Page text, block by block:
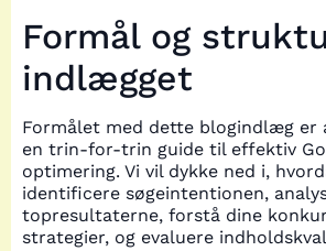
Formål og
indlægget
Formålet med dette blogindlæg er
en trin-for-trin guide til effektiv
optimering. Vi vil dykke ned i,
identificere søgeintentionen,
topresultaterne, forstå dine
strategier, og evaluere